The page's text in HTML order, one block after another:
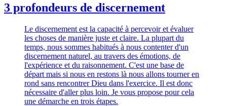
3 profondeurs de discernement
Le discernement est la capacité à percevoir et évaluer
les choses de manière juste et claire. La plupart du
temps, nous sommes habitués à nous contenter d'un
discernement naturel, au travers des émotions, de
l'expérience et du raisonnement. C'est une base de
départ mais si nous en restons là nous allons tourner en
rond sans rencontrer Dieu dans l'exercice. Il est donc
nécessaire d'aller plus loin. Je vous propose pour cela
une démarche en trois étapes.